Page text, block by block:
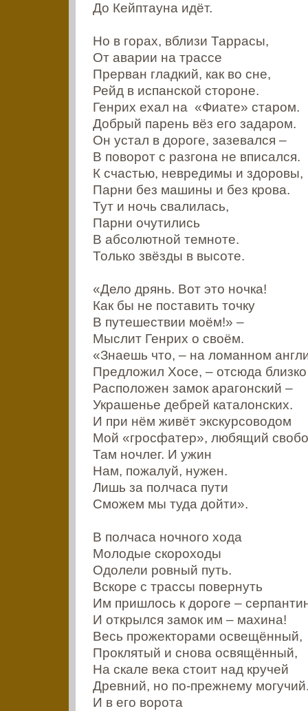
До Кейптауна идёт.
Но в горах, вблизи Таррасы,
От аварии на трассе
Прерван гладкий, как во сне,
Рейд в испанской стороне.
Генрих ехал на «Фиате» старом.
Добрый парень вёз его задаром.
Он устал в дороге, зазевался –
В поворот с разгона не вписался.
К счастью, невредимы и здоровы,
Парни без машины и без крова.
Тут и ночь свалилась,
Парни очутились
В абсолютной темноте.
Только звёзды в высоте.
«Дело дрянь. Вот это ночка!
Как бы не поставить точку
В путешествии моём!» –
Мыслит Генрих о своём.
«Знаешь что, – на ломанном
Предложил Хосе, – отсюда близко
Расположен замок арагонский –
Украшенье дебрей каталонских.
И при нём живёт экскурсоводом
Мой «гросфатер», любящий
Там ночлег. И ужин
Нам, пожалуй, нужен.
Лишь за полчаса пути
Сможем мы туда дойти».
В полчаса ночного хода
Молодые скороходы
Одолели ровный путь.
Вскоре с трассы повернуть
Им пришлось к дороге –
И открылся замок им – махина!
Весь прожекторами освещённый,
Проклятый и снова освящённый,
На скале века стоит над кручей
Древний, но по-прежнему
И в его ворота